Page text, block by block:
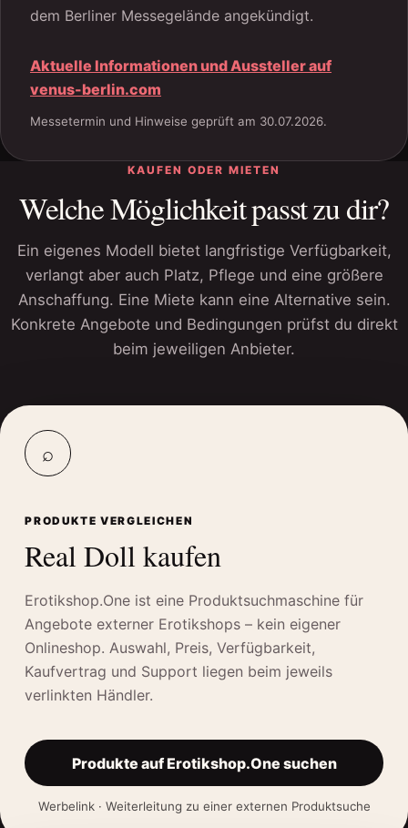
dem Berliner Messegelände angekündigt.
Aktuelle Informationen und Aussteller auf
venus-berlin.com
neues
Messetermin und Hinweise geprüft am 30.07.2026.
KAUFEN ODER MIETEN
Welche Möglichkeit passt zu dir?
Ein eigenes Modell bietet langfristige Verfügbarkeit,
verlangt aber auch Platz, Pflege und eine größere
Anschaffung. Eine Miete kann eine Alternative sein.
Konkrete Angebote und Bedingungen prüfst du direkt
beim jeweiligen Anbieter.
⌕
PRODUKTE VERGLEICHEN
Real Doll kaufen
Erotikshop.One ist eine Produktsuchmaschine für
Angebote externer Erotikshops – kein eigener
Onlineshop. Auswahl, Preis, Verfügbarkeit,
Kaufvertrag und Support liegen beim jeweils
verlinkten Händler.
Produkte auf Erotikshop.One suchen
öffnet
neues
Fenster
Werbelink · Weiterleitung zu einer externen Produktsuche